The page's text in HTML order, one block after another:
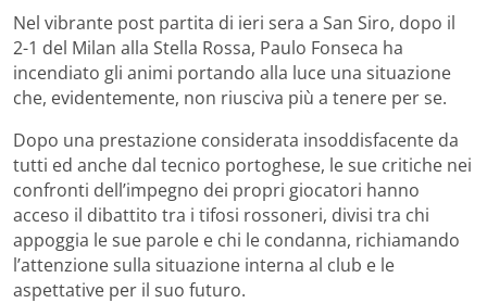
Nel vibrante post partita di ieri sera a San Siro, dopo il
2-1 del Milan alla Stella Rossa, Paulo Fonseca ha
incendiato gli animi portando alla luce una situazione
che, evidentemente, non riusciva più a tenere per se.
Dopo una prestazione considerata insoddisfacente da
tutti ed anche dal tecnico portoghese, le sue critiche nei
confronti dell’impegno dei propri giocatori hanno
acceso il dibattito tra i tifosi rossoneri, divisi tra chi
appoggia le sue parole e chi le condanna, richiamando
l’attenzione sulla situazione interna al club e le
aspettative per il suo futuro.